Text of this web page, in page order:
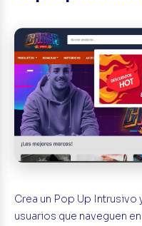
Crea un Pop Up Intrusivo
usuarios que naveguen